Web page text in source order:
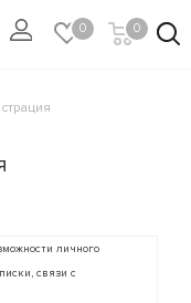
0 0
личного
связи с